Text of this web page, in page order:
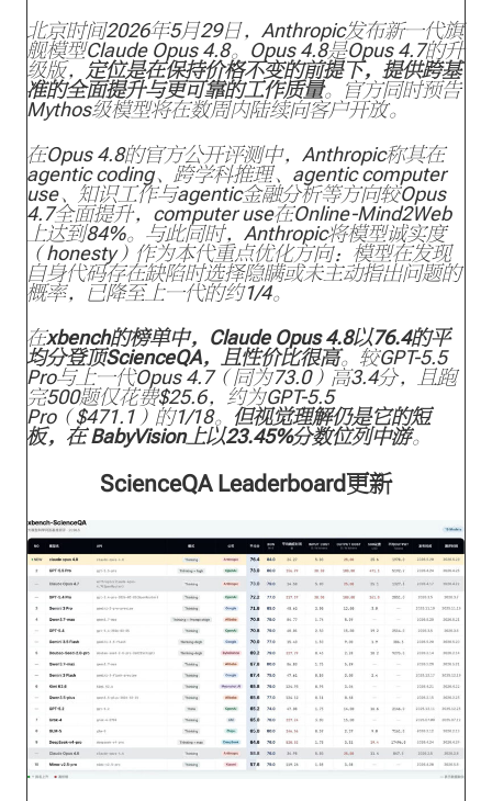
北京时间2026年5月29日，Anthropic发布新一代旗
舰模型Claude Opus 4.8。Opus 4.8是Opus 4.7的升
级版， 定位是在保持价格不变的前提下，提供跨基
准的全面提升与更可靠的工作质量。官方同时预告
Mythos级模型将在数周内陆续向客户开放。
在Opus 4.8的官方公开评测中，Anthropic称其在
agentic coding、跨学科推理、agentic computer
use、知识工作与agentic金融分析等方向较Opus
4.7全面提升，computer use在Online-Mind2Web
上达到84%。与此同时，Anthropic将模型诚实度
（honesty）作为本代重点优化方向：模型在发现
自身代码存在缺陷时选择隐瞒或未主动指出问题的
概率，已降至上一代的约1/4。
在xbench的榜单中，Claude Opus 4.8以76.4的平
均分登顶ScienceQA，且性价比很高。较GPT-5.5
Pro与上一代Opus 4.7（同为73.0）高3.4分，且跑
完500题仅花费$25.6，约为GPT-5.5
Pro（$471.1）的1/18。 但视觉理解仍是它的短
板，在 BabyVision上以23.45%分数位列中游。
ScienceQA Leaderboard更新